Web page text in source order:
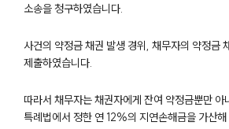
소송을 청구하였습니다.
사건의 약정금 채권 발생 경위, 채무자의 약정금
제출하였습니다.
따라서 채무자는 채권자에게 잔여 약정금뿐만
특례법에서 정한 연 12%의 지연손해금을 가산